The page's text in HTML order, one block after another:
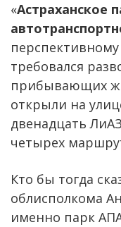
«Астраханское
требовался
прибывающих
открыли на
двенадцать
четырех
Кто бы тогда
облисполкома
именно парк